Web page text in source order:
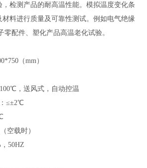
检测产品的耐高温性能。模拟温度变化条
料进行质量及可靠性测试。例如电气绝缘
零配件、塑化产品高温老化试验。
（mm）
，送风式，自动控温
≤±2℃
空载时）
50HZ